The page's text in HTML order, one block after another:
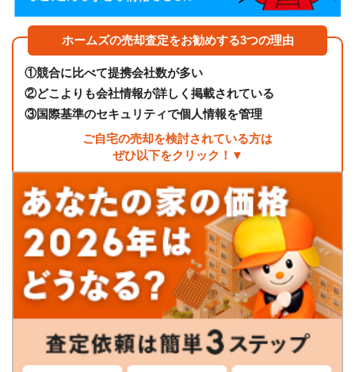
ホームズの売却査定をお勧めする3つの理由
①競合に比べて提携会社数が多い
②どこよりも会社情報が詳しく掲載されている
③国際基準のセキュリティで個人情報を管理
ご自宅の売却を検討されている方は
ぜひ以下をクリック！▼